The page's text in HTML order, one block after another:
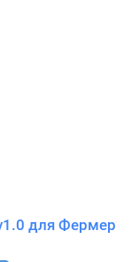
для Фермер